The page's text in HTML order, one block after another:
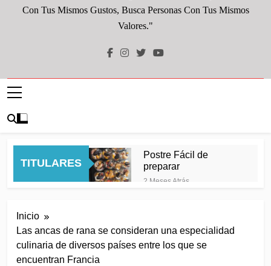
Con Tus Mismos Gustos, Busca Personas Con Tus Mismos
Valores."
TITULARES
Postre Fácil de
preparar
2 Meses Atrás
Orgullo
Patatas con verduras y pollo
de guarniciónDeliciosas
Inicio
Las ancas de rana se consideran una especialidad
culinaria de diversos países entre los que se
encuentran Francia